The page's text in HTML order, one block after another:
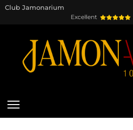
Excel·lent
Club Jamonarium